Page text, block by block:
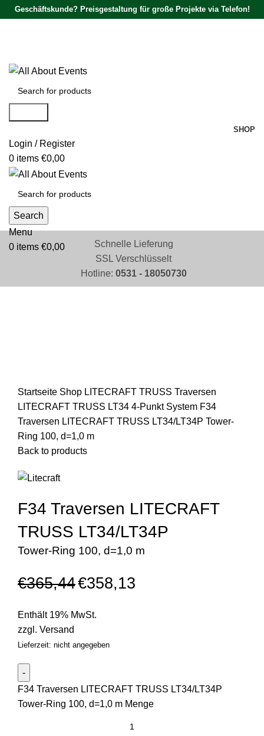
Geschäftskunde? Preisgestaltung für große Projekte via Telefon!
SHOP
Login / Register
0 items €0,00
Search
Menu
0 items €0,00
Schnelle Lieferung
SSL Verschlüsselt
Hotline: 0531 - 18050730
Startseite Shop LITECRAFT TRUSS Traversen
LITECRAFT TRUSS LT34 4-Punkt System F34
Traversen LITECRAFT TRUSS LT34/LT34P Tower-
Ring 100, d=1,0 m
Back to products
F34 Traversen LITECRAFT
TRUSS LT34/LT34P
Tower-Ring 100, d=1,0 m
€365,44€358,13
Enthält 19% MwSt.
zzgl. Versand
Lieferzeit: nicht angegeben
F34 Traversen LITECRAFT TRUSS LT34/LT34P
Tower-Ring 100, d=1,0 m Menge